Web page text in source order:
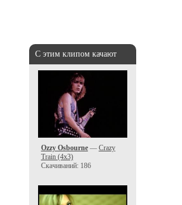
С этим клипом качают
Ozzy Osbourne— Crazy
Train (4x3)
Скачиваний: 186